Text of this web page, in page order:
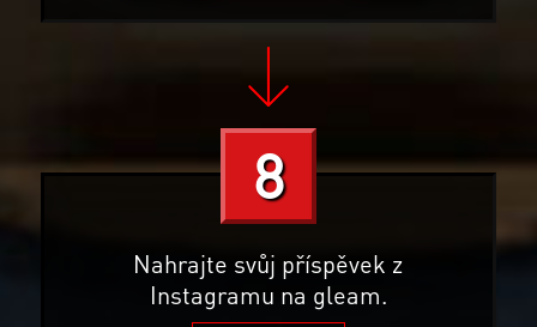
8
Nahrajte svůj příspěvek z
Instagramu na gleam.